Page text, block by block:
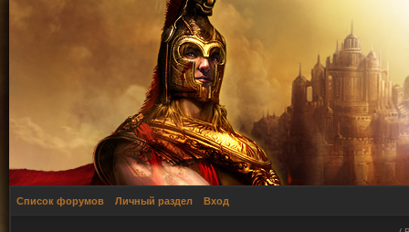
Список форумов Личный раздел Вход